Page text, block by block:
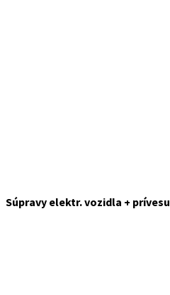
Súpravy elektr. vozidla + prívesu